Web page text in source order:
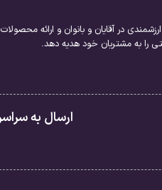
در آقایان و بانوان و ارائه
را به مشتریان خود هدیه دهد.
ارسال به